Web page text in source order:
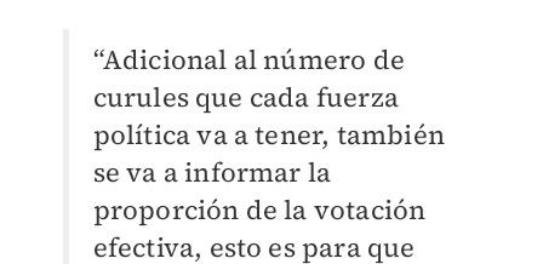
“Adicional al número de
curules que cada fuerza
política va a tener, también
se va a informar la
proporción de la votación
efectiva, esto es para que